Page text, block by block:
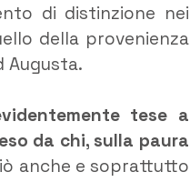
di distinzione nei
della provenienza
Augusta.
tese a
da chi, sulla paura
anche e soprattutto